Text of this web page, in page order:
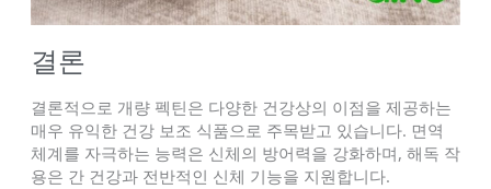
결론
결론적으로 개량 펙틴은 다양한 건강상의 이점을 제공하는
매우 유익한 건강 보조 식품으로 주목받고 있습니다. 면역
체계를 자극하는 능력은 신체의 방어력을 강화하며, 해독 작
용은 간 건강과 전반적인 신체 기능을 지원합니다.